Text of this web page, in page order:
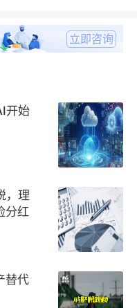
末。1885年，巴斯夫
，巴登苯胺苏打工
Sproesser的经
就是说服中国人相信巴
料引入中国，这种染
褪色，深受中国市场的
国有限公司，随后相
售办事处。
立即咨询
开始
，理
分红
替代